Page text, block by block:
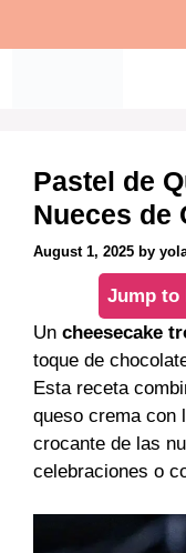
Pastel de
Nueces de
August 1, 2025 by
Jump to
Un cheesecake
toque de
Esta receta
queso crema con
crocante de las
celebraciones o